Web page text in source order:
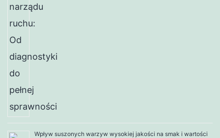
Wpływ suszonych warzyw wysokiej jakości na smak i wartości